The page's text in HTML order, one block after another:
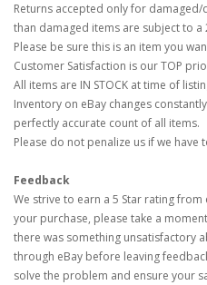
Returns accepted only for
than damaged items are subject to a
Please be sure this is an item you
Customer Satisfaction is our TOP
All items are IN STOCK at time of
Inventory on eBay changes
perfectly accurate count of all items.
Please do not penalize us if we have
Feedback
We strive to earn a 5 Star rating
your purchase, please take a
there was something unsatisfactory
through eBay before leaving
solve the problem and ensure your